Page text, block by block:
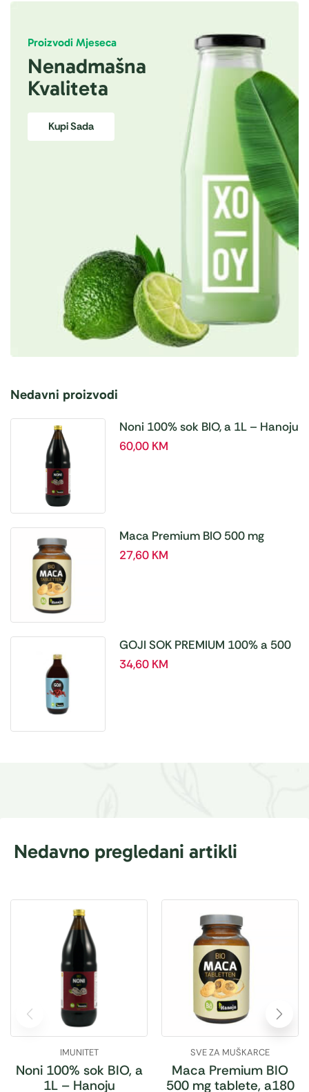
Proizvodi Mjeseca
Nenadmašna
Kvaliteta
Kupi Sada
Nedavni proizvodi
Noni 100% sok BIO, a 1L – Hanoju
60,00 KM
Maca Premium BIO 500 mg
tablete, a180 tbl – Hanoju
27,60 KM
GOJI SOK PREMIUM 100% a 500
ml
34,60 KM
Nedavno pregledani artikli
IMUNITET
Noni 100% sok BIO, a
1L – Hanoju
SVE ZA MUŠKARCE
Maca Premium BIO
500 mg tablete, a180